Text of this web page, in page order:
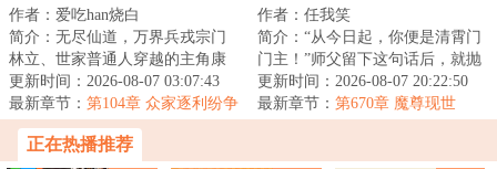
作者：爱吃han烧白
简介：无尽仙道，万界兵戎宗门
林立、世家普通人穿越的主角康
大宝，在师父身殁后继承了掌门
之位。背负着宗...
更新时间：2026-08-07 03:07:43
最新章节： 第104章 众家逐利纷争
起、久养灵葩寻掌门
作者：任我笑
简介：“从今日起，你便是清霄门
门主！”师父留下这句话后，就抛
弃李清秋与师弟、师妹们下山，
独自寻仙去...
更新时间：2026-08-07 20:22:50
最新章节： 第670章 魔尊现世
正在热播推荐